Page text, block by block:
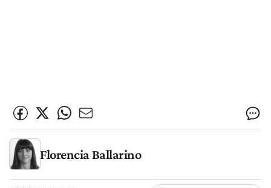
Florencia Ballarino